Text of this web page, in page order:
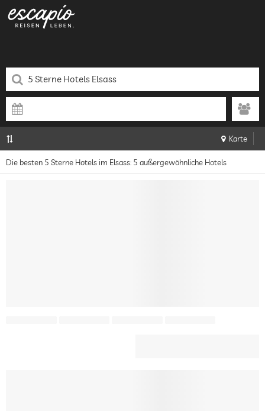
Karte
Die besten 5 Sterne Hotels im Elsass: 5 außergewöhnliche Hotels